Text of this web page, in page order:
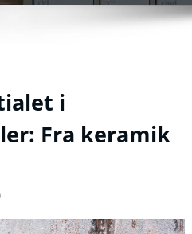
i
Fra keramik